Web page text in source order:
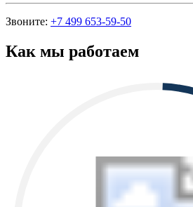
Звоните: +7 499 653-59-50
Как мы работаем